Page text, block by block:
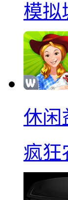
模拟
休闲
疯狂